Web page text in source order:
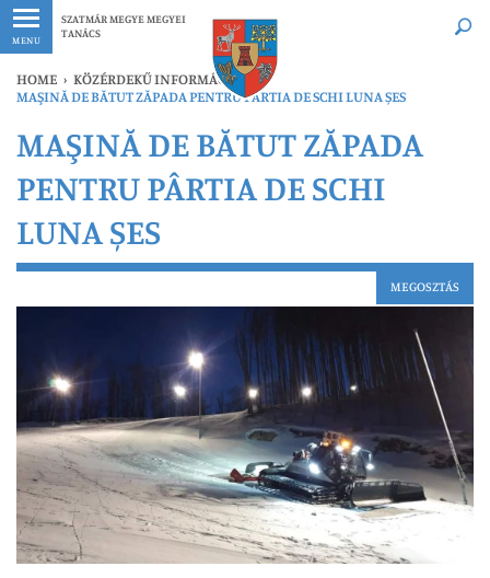
MENU
SZATMÁR MEGYE MEGYEI
TANÁCS
Legfrissebb Bármikor
HOME › KÖZÉRDEKŰ INFORMÁCIÓK ›
MAŞINĂ DE BĂTUT ZĂPADA PENTRU PÂRTIA DE SCHI LUNA ȘES
MAŞINĂ DE BĂTUT ZĂPADA
PENTRU PÂRTIA DE SCHI
LUNA ȘES
MEGOSZTÁS